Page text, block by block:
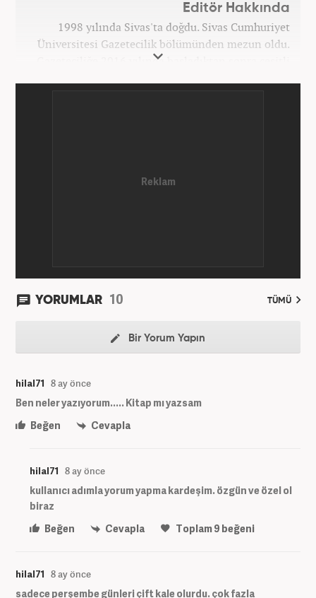
Editör Hakkında
1998 yılında Sivas'ta doğdu. Sivas Cumhuriyet
Üniversitesi Gazetecilik bölümünden mezun oldu.
Gazeteciliğe 2016 yılında başladıktan sonra çeşitli
YORUMLAR 10 TÜMÜ
Bir Yorum Yapın
hilal71 8 ay önce
Ben neler yazıyorum..... Kitap mı yazsam
Beğen
Cevapla
hilal71 8 ay önce
kullanıcı adımla yorum yapma kardeşim. özgün ve özel ol
biraz
Beğen
Cevapla Toplam9 beğeni
hilal71 8 ay önce
sadece perşembe günleri çift kale olurdu. çok fazla